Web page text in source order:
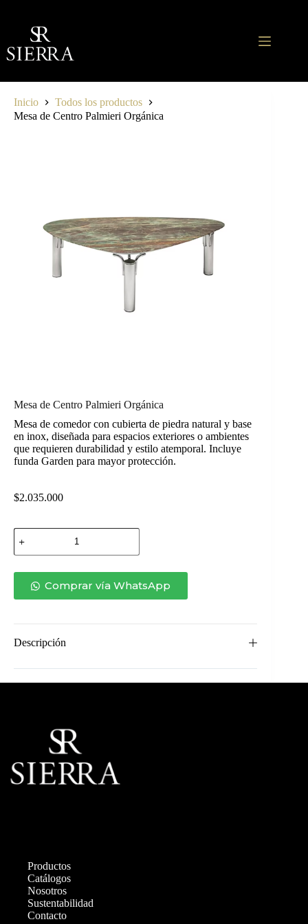
contenido
Inicio
Todos los productos
Mesa de Centro Palmieri Orgánica
Mesa de Centro Palmieri Orgánica
Mesa de comedor con cubierta de piedra natural y base
en inox, diseñada para espacios exteriores o ambientes
que requieren durabilidad y estilo atemporal. Incluye
funda Garden para mayor protección.
$2.035.000
Mesa
de
Centro
Orgánica
cantidadComprar vía WhatsApp
Descripción
Productos
Catálogos
Nosotros
Sustentabilidad
Contacto